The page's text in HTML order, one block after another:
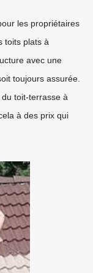
les propriétaires
toits plats à
avec une
toujours assurée.
toit-terrasse à
à des prix qui